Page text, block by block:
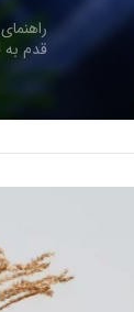
اولترا
محک